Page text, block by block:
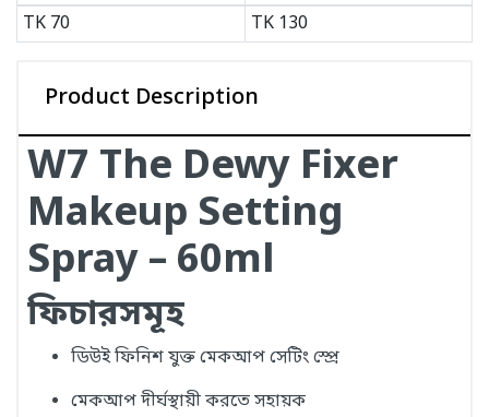
TK 70 TK 130
Product Description
W7 The Dewy Fixer
Makeup Setting
Spray – 60ml
ফিচারসমূহ
ডিউই ফিনিশ যুক্ত মেকআপ সেটিং স্প্রে
মেকআপ দীর্ঘস্থায়ী করতে সহায়ক